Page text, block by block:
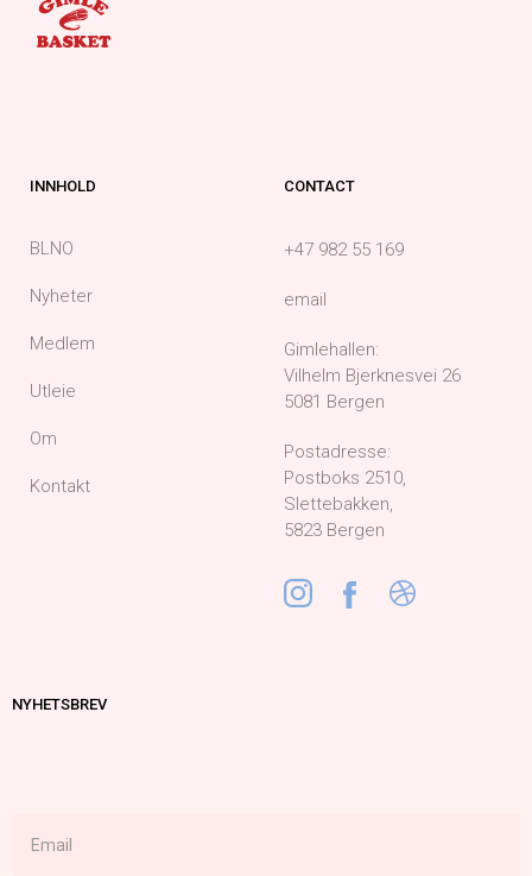
INNHOLD
BLNO
Nyheter
Medlem
Utleie
Om
Kontakt
CONTACT
+47 982 55 169
email
Gimlehallen:
Vilhelm Bjerknesvei 26
5081 Bergen
Postadresse:
Postboks 2510,
Slettebakken,
5823 Bergen
NYHETSBREV